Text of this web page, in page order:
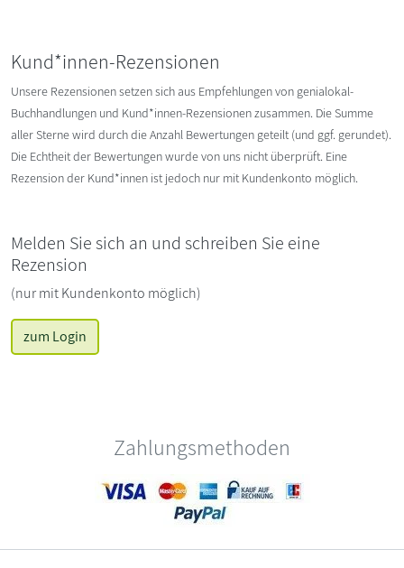
Kund*innen-Rezensionen
Unsere Rezensionen setzen sich aus Empfehlungen von genialokal-
Buchhandlungen und Kund*innen-Rezensionen zusammen. Die Summe
aller Sterne wird durch die Anzahl Bewertungen geteilt (und ggf. gerundet).
Die Echtheit der Bewertungen wurde von uns nicht überprüft. Eine
Rezension der Kund*innen ist jedoch nur mit Kundenkonto möglich.
Melden Sie sich an und schreiben Sie eine
Rezension
(nur mit Kundenkonto möglich)
zum Login
Zahlungsmethoden